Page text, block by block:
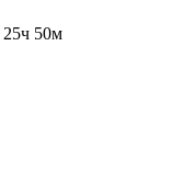
25ч 50м